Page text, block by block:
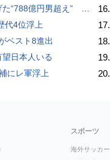
のまにか「3位」…見据える球団記録更新
代4位浮上
ベスト8進出
日本人いる
にレ軍浮上
16.
17.
18.
19.
20.
スポーツ
海外サッカー